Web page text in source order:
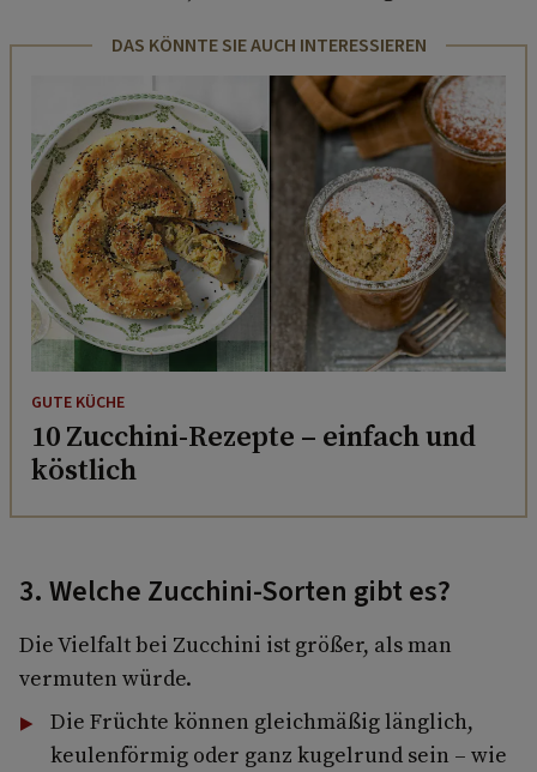
DAS KÖNNTE SIE AUCH INTERESSIEREN
GUTE KÜCHE
10 Zucchini-Rezepte – einfach und
köstlich
3. Welche Zucchini-Sorten gibt es?
Die Vielfalt bei Zucchini ist größer, als man
vermuten würde.
Die Früchte können gleichmäßig länglich,
keulenförmig oder ganz kugelrund sein – wie